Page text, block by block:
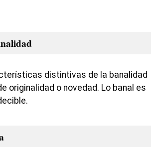
distintivas de la banalidad
originalidad o novedad. Lo banal es